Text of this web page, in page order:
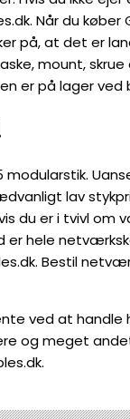
Når du køber
på, at det er
mount,
er på lager ved
lav
du er i tvivl om
hele
Bestil
ved at handle
og meget